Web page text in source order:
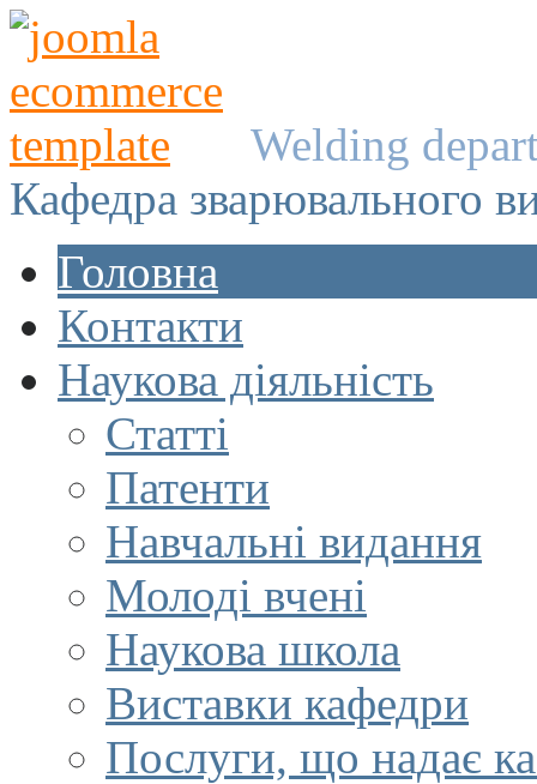
Welding
Кафедра зварювального
Головна
Контакти
Наукова діяльність
Статті
Патенти
Навчальні видання
Молоді вчені
Наукова школа
Виставки кафедри
Послуги, що надає